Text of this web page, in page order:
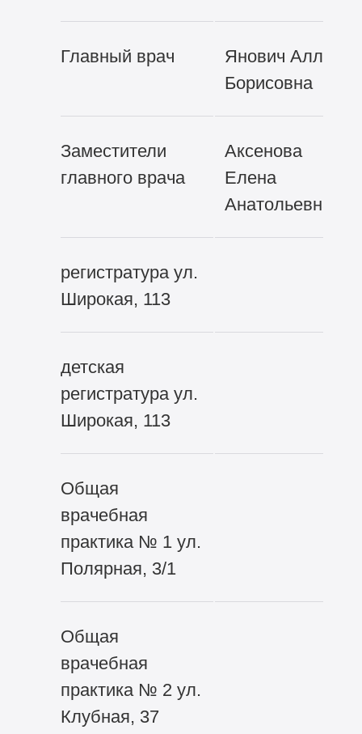
Главный врач
Янович Алла
Борисовна
Заместители
главного врача
Аксенова
Елена
Анатольевна
регистратура ул.
Широкая, 113
детская
регистратура ул.
Широкая, 113
Общая
врачебная
практика № 1 ул.
Полярная, 3/1
Общая
врачебная
практика № 2 ул.
Клубная, 37